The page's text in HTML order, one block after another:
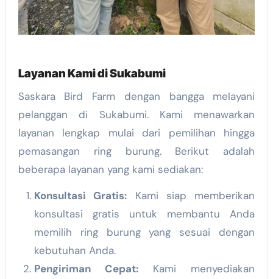
Layanan Kami di Sukabumi
Saskara Bird Farm dengan bangga melayani
pelanggan di Sukabumi. Kami menawarkan
layanan lengkap mulai dari pemilihan hingga
pemasangan ring burung. Berikut adalah
beberapa layanan yang kami sediakan:
Konsultasi Gratis: Kami siap memberikan
konsultasi gratis untuk membantu Anda
memilih ring burung yang sesuai dengan
kebutuhan Anda.
Pengiriman Cepat:Kami menyediakan